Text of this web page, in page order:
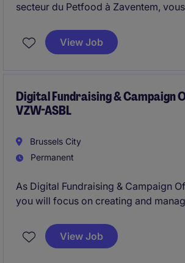
secteur du Petfood à Zaventem,
retailers et ainsi que la gestion et les
avec les distributeurs.
View Job
Digital Fundraising & Campaign
VZW-ASBL
Brussels City
Permanent
As Digital Fundraising & Campaign
you will focus on creating and
well be responsible for donor
fundraising appeals through social
View Job